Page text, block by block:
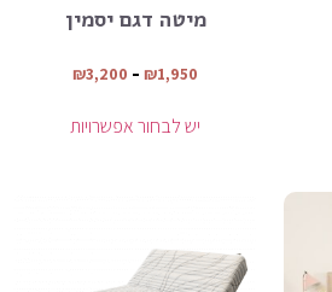
מיטה דגם יסמין
₪1,950
–
₪3,200
יש לבחור אפשרויות